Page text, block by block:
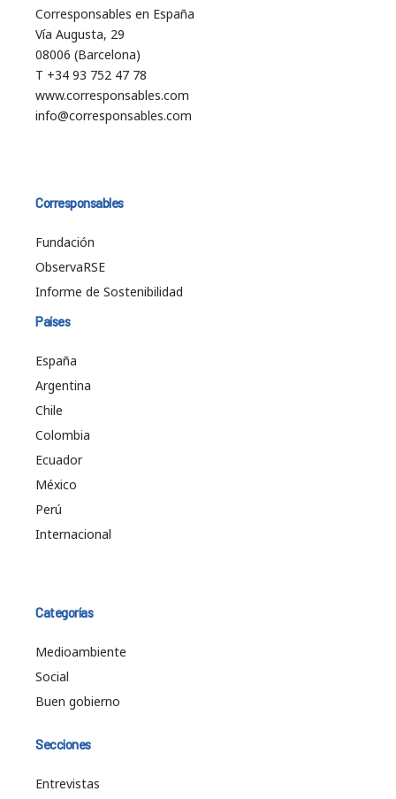
Corresponsables en España
Vía Augusta, 29
08006 (Barcelona)
T +34 93 752 47 78
www.corresponsables.com
info@corresponsables.com
Corresponsables
Fundación
ObservaRSE
Informe de Sostenibilidad
Países
España
Argentina
Chile
Colombia
Ecuador
México
Perú
Internacional
Categorías
Medioambiente
Social
Buen gobierno
Secciones
Entrevistas